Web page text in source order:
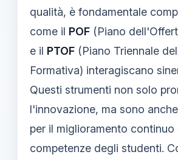
qualità, è fondamentale
come il POF (Piano
e il PTOF (Piano Triennale
Formativa) interagiscano
Questi strumenti non solo
l'innovazione, ma sono
per il miglioramento continuo
competenze degli studenti.